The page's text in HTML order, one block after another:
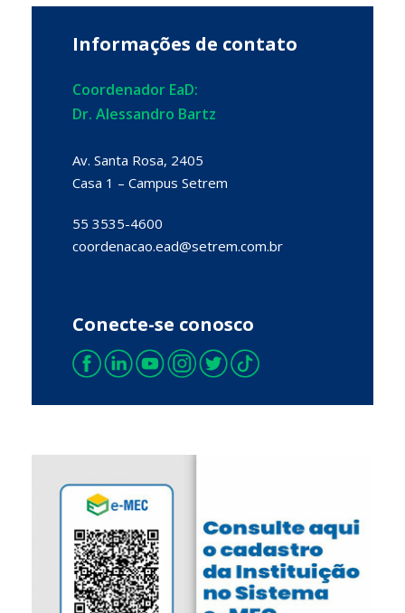
Informações de contato
Coordenador EaD:
Dr. Alessandro Bartz
Av. Santa Rosa, 2405
Casa 1 – Campus Setrem
55 3535-4600
coordenacao.ead@setrem.com.br
Conecte-se conosco